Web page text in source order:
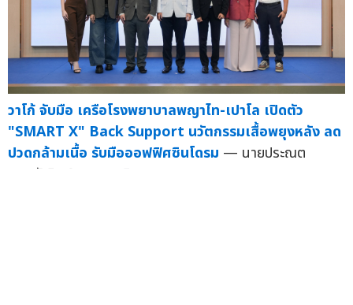
วาโก้ จับมือ เครือโรงพยาบาลพญาไท-เปาโล เปิดตัว
"SMART X" Back Support นวัตกรรมเสื้อพยุงหลัง ลด
ปวดกล้ามเนื้อ รับมือออฟฟิศซินโดรม — นายประณต
เวสารัชวิทย์ (ท...